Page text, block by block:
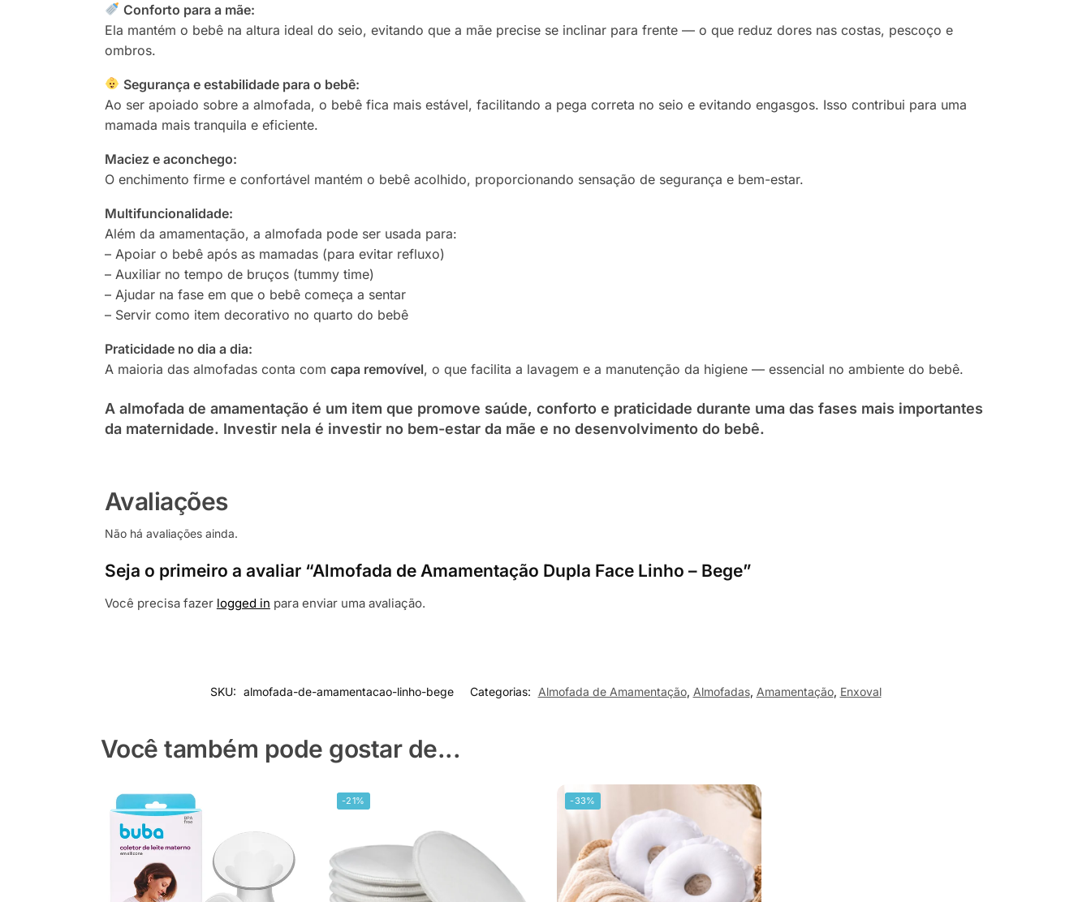
Conforto para a mãe:
Ela mantém o bebê na altura ideal do seio, evitando que a mãe precise se inclinar para frente — o que reduz dores nas costas, pescoço e
ombros.
Segurança e estabilidade para o bebê:
Ao ser apoiado sobre a almofada, o bebê fica mais estável, facilitando a pega correta no seio e evitando engasgos. Isso contribui para uma
mamada mais tranquila e eficiente.
Maciez e aconchego:
O enchimento firme e confortável mantém o bebê acolhido, proporcionando sensação de segurança e bem-estar.
Multifuncionalidade:
Além da amamentação, a almofada pode ser usada para:
– Apoiar o bebê após as mamadas (para evitar refluxo)
– Auxiliar no tempo de bruços (tummy time)
– Ajudar na fase em que o bebê começa a sentar
– Servir como item decorativo no quarto do bebê
Praticidade no dia a dia:
A maioria das almofadas conta com capa removível, o que facilita a lavagem e a manutenção da higiene — essencial no ambiente do bebê.
A almofada de amamentação é um item que promove saúde, conforto e praticidade durante uma das fases mais importantes
da maternidade. Investir nela é investir no bem-estar da mãe e no desenvolvimento do bebê.
Avaliações
Não há avaliações ainda.
Seja o primeiro a avaliar “Almofada de Amamentação Dupla Face Linho – Bege”
Você precisa fazer logged in para enviar uma avaliação.
SKU: almofada-de-amamentacao-linho-bege Categorias: Almofada de Amamentação, Almofadas, Amamentação, Enxoval
Você também pode gostar de...
-21% -33%